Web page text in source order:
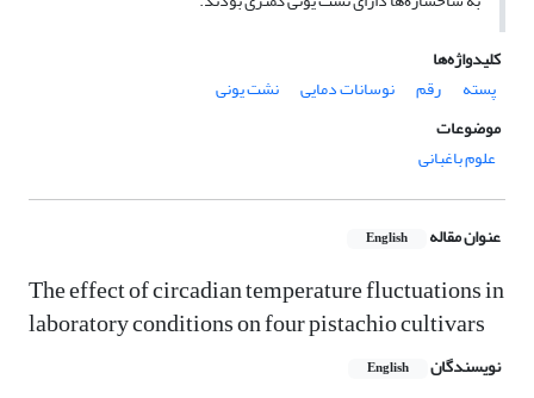
کلیدواژه‌ها
پسته
رقم نوسانات دمایی
نشت یونی
موضوعات
علوم باغبانی
عنوان مقاله English
The effect of circadian temperature fluctuations in
laboratory conditions on four pistachio cultivars
نویسندگان English